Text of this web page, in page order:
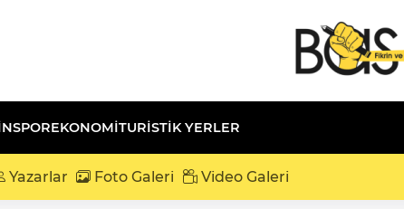
SPOREKONOMİTURISTIK YERLER
Yazarlar Foto Galeri Video Galeri